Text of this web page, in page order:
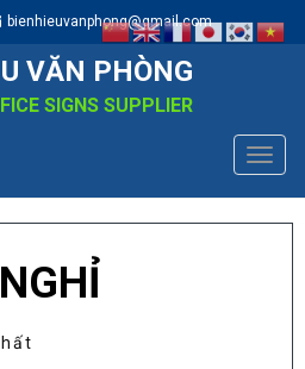
bienhieuvanphong@gmail.com
VĂN PHÒNG
SIGNS SUPPLIER